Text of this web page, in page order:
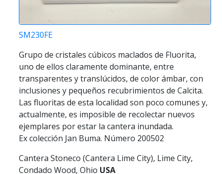
SM230FE
Grupo de cristales cúbicos maclados de Fluorita,
uno de ellos claramente dominante, entre
transparentes y translúcidos, de color ámbar, con
inclusiones y pequeños recubrimientos de Calcita.
Las fluoritas de esta localidad son poco comunes y,
actualmente, es imposible de recolectar nuevos
ejemplares por estar la cantera inundada.
Ex colección Jan Buma. Número 200502
Cantera Stoneco (Cantera Lime City), Lime City,
Condado Wood, Ohio USA